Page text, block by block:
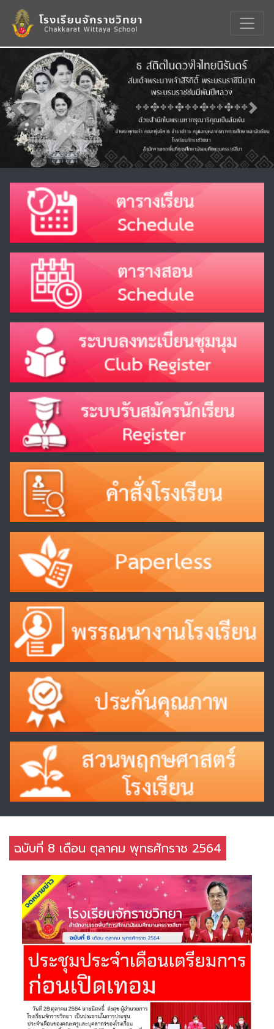
Previous Next
ฉบับที่ 8 เดือน ตุลาคม พุทธศักราช 2564